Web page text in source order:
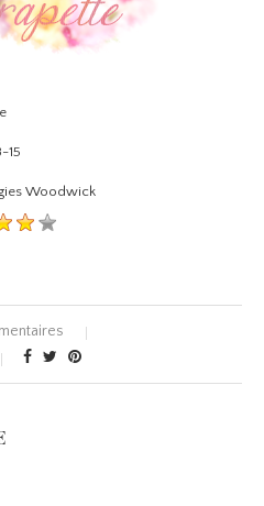
15
Woodwick